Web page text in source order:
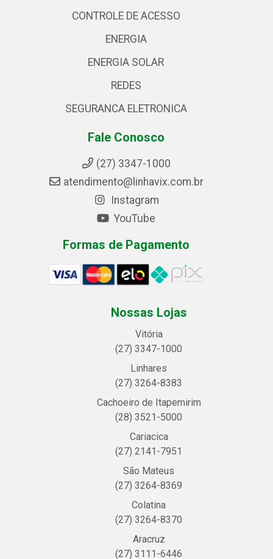
CONTROLE DE ACESSO
ENERGIA
ENERGIA SOLAR
REDES
SEGURANCA ELETRONICA
Fale Conosco
(27) 3347-1000
atendimento@linhavix.com.br
Instagram
YouTube
Formas de Pagamento
Nossas Lojas
Vitória
(27) 3347-1000
Linhares
(27) 3264-8383
Cachoeiro de Itapemirim
(28) 3521-5000
Cariacica
(27) 2141-7951
São Mateus
(27) 3264-8369
Colatina
(27) 3264-8370
Aracruz
(27) 3111-6446